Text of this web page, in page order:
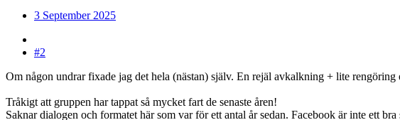
3 September 2025
#2
Om någon undrar fixade jag det hela (nästan) själv. En rejäl avkalkning + lite
Tråkigt att gruppen har tappat så mycket fart de senaste åren!
Saknar dialogen och formatet här som var för ett antal år sedan. Facebook är inte ett